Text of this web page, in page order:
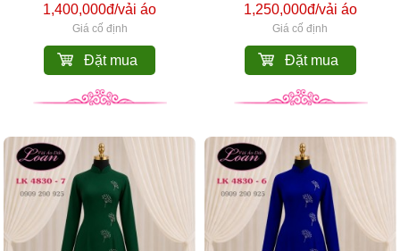
1,400,000đ/vải áo
Giá cố định
Đặt mua
1,250,000đ/vải áo
Giá cố định
Đặt mua